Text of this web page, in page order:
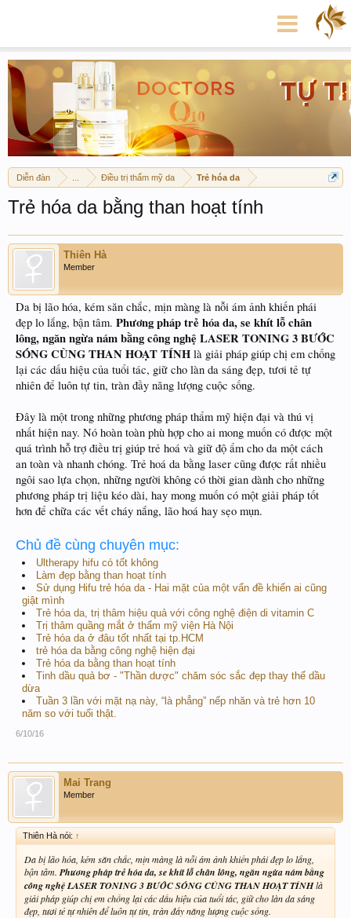
Diễn đàn Điều trị thẩm mỹ da Trẻ hóa da
Trẻ hóa da bằng than hoạt tính
Thiên Hà
Member
Da bị lão hóa, kém săn chắc, mịn màng là nỗi ám ảnh khiến phái
đẹp lo lắng, bận tâm. Phương pháp trẻ hóa da, se khít lỗ chân
lông, ngăn ngừa nám bằng công nghệ LASER TONING 3 BƯỚC
SÓNG CÙNG THAN HOẠT TÍNH là giải pháp giúp chị em chống
lại các dấu hiệu của tuổi tác, giữ cho làn da sáng đẹp, tươi tẻ tự
nhiên để luôn tự tin, tràn đầy năng lượng cuộc sống.
Đây là một trong những phương pháp thẩm mỹ hiện đại và thú vị
nhất hiện nay. Nó hoàn toàn phù hợp cho ai mong muốn có được một
quá trình hỗ trợ điều trị giúp trẻ hoá và giữ độ ẩm cho da một cách
an toàn và nhanh chóng. Trẻ hoá da bằng laser cũng được rất nhiều
ngôi sao lựa chọn, những người không có thời gian dành cho những
phương pháp trị liệu kéo dài, hay mong muốn có một giải pháp tốt
hơn để chữa các vết cháy nắng, lão hoá hay sẹo mụn.
Chủ đề cùng chuyên mục:
Ultherapy hifu có tốt không
Làm đẹp bằng than hoạt tính
Sử dụng Hifu trẻ hóa da - Hai mặt của một vấn đề khiến ai cũng
giật mình
Trẻ hóa da, trị thâm hiệu quả với công nghệ điện di vitamin C
Trị thâm quầng mắt ở thẩm mỹ viện Hà Nội
Trẻ hóa da ở đâu tốt nhất tại tp.HCM
trẻ hóa da bằng công nghệ hiện đại
Trẻ hóa da bằng than hoạt tính
Tinh dầu quả bơ - "Thần dược" chăm sóc sắc đẹp thay thế dầu
dừa
Tuần 3 lần với mặt nạ này, “là phẳng” nếp nhăn và trẻ hơn 10
năm so với tuổi thật.
6/10/16
Mai Trang
Member
Thiên Hà nói: ↑
Da bị lão hóa, kém săn chắc, mịn màng là nỗi ám ảnh khiến phái đẹp lo lắng,
bận tâm. Phương pháp trẻ hóa da, se khít lỗ chân lông, ngăn ngừa nám bằng
công nghệ LASER TONING 3 BƯỚC SÓNG CÙNG THAN HOẠT TÍNHlà
giải pháp giúp chị em chống lại các dấu hiệu của tuổi tác, giữ cho làn da sáng
đẹp, tươi tẻ tự nhiên để luôn tự tin, tràn đầy năng lượng cuộc sống.